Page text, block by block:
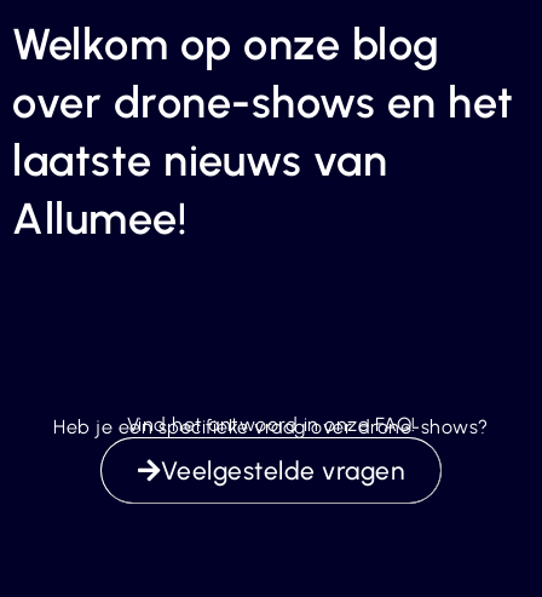
Welkom op onze blog
over drone-shows en het
laatste nieuws van
Allumee!
Heb je een specifieke vraag over drone-shows?
Vind het antwoord in onze FAQ!
Veelgestelde vragen